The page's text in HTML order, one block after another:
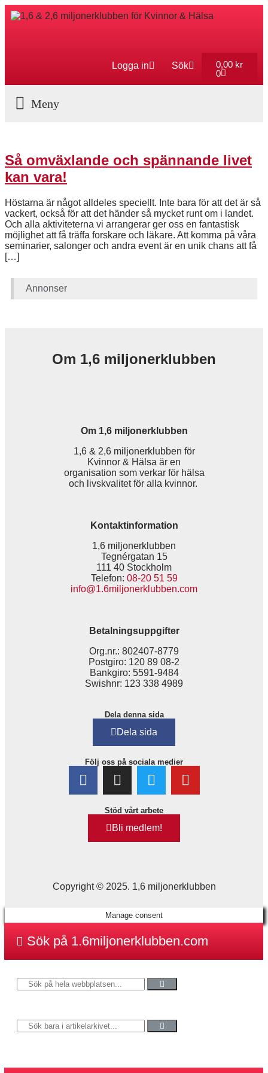
Logga in Sök 0,00 kr
0
Så omväxlande och spännande livet
kan vara!
Höstarna är något alldeles speciellt. Inte bara för att det är så
vackert, också för att det händer så mycket runt om i landet.
Och alla aktiviteterna vi arrangerar ger oss en fantastisk
möjlighet att få träffa forskare och läkare. Att komma på våra
seminarier, salonger och andra event är en unik chans att få
[…]
Annonser
Om 1,6 miljonerklubben
Om 1,6 miljonerklubben
1,6 & 2,6 miljonerklubben för
Kvinnor & Hälsa är en
organisation som verkar för hälsa
och livskvalitet för alla kvinnor.
Kontaktinformation
1,6 miljonerklubben
Tegnérgatan 15
111 40 Stockholm
Telefon: 08-20 51 59
info@1.6miljonerklubben.com
Betalningsuppgifter
Org.nr.: 802407-8779
Postgiro: 120 89 08-2
Bankgiro: 5591-9484
Swishnr: 123 338 4989
Dela denna sida
Dela sida
Följ oss på sociala medier
Stöd vårt arbete
Bli medlem!
Copyright © 2025. 1,6 miljonerklubben
Manage consent
Sök på 1.6miljonerklubben.com